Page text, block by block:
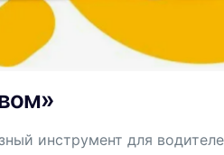
инструмент для